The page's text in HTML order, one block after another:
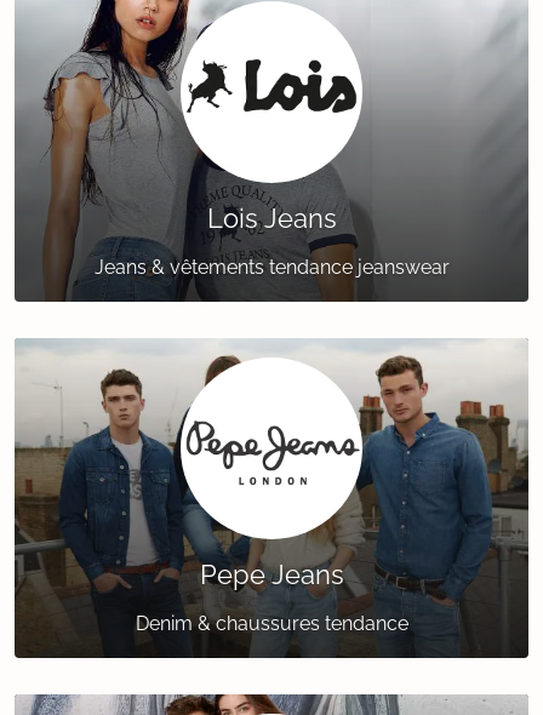
Lois Jeans
Jeans & vêtements tendance jeanswear
Pepe Jeans
Denim & chaussures tendance